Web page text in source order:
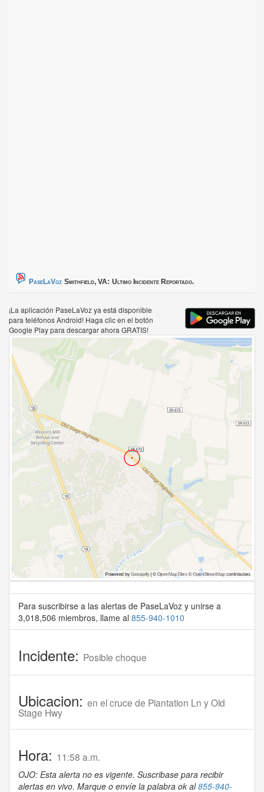
PaseLaVoz Smithfield, VA: Ultimo Incidente Reportado.
¡La aplicación PaseLaVoz ya está disponible
para teléfonos Android! Haga clic en el botón
Google Play para descargar ahora GRATIS!
Para suscribirse a las alertas de PaseLaVoz y unirse a
3,018,506 miembros, llame al 855-940-1010
Incidente: Posible choque
Ubicacion: en el cruce de Plantation Ln y Old
Stage Hwy
Hora: 11:58 a.m.
OJO: Esta alerta no es vigente. Suscribase para recibir
alertas en vivo. Marque o envíe la palabra ok al855-940-